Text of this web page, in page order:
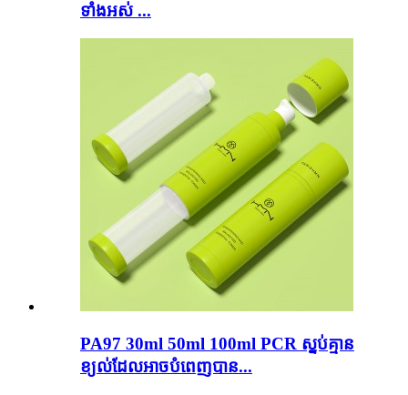
ទាំងអស់ ...
PA97 30ml 50ml 100ml PCR ស្នប់គ្មាន
ខ្យល់ដែលអាចបំពេញបាន...